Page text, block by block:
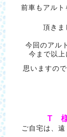
前車もアル
頂きま
今回のアル
今まで以
思いますの
T
ご自宅は、